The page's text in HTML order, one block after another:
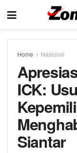
Home Nasional
ICK:
Siantar